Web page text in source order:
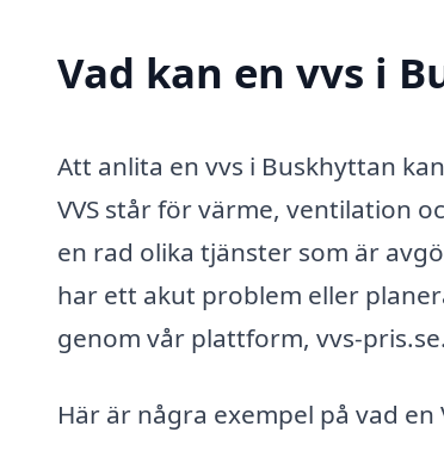
Vad kan en vvs i
Att anlita en vvs i Buskhyttan
VVS står för värme, ventilation
en rad olika tjänster som är
har ett akut problem eller
genom vår plattform, vvs-pris.se.
Här är några exempel på vad